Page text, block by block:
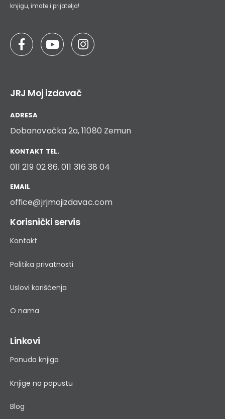
knjigu, imate i prijatelja!
JRJ Moj izdavač
ADRESA
Dobanovačka 2a, 11080 Zemun
KONTAKT TEL.
011 219 02 86,011 316 38 04
EMAIL
office@jrjmojizdavac.com
Korisnički servis
Kontakt
Politika privatnosti
Uslovi korišćenja
O nama
Linkovi
Ponuda knjiga
Knjige na popustu
Blog